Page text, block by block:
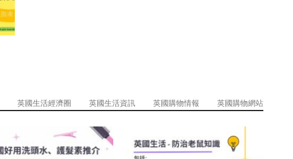
英國生活經濟圈 英國生活資訊 英國購物情報 英國購物網站